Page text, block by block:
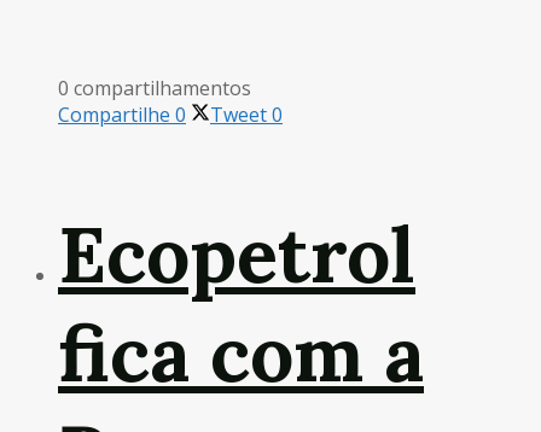
0 compartilhamentos
Compartilhe 0 Tweet0
Ecopetrol
fica com a